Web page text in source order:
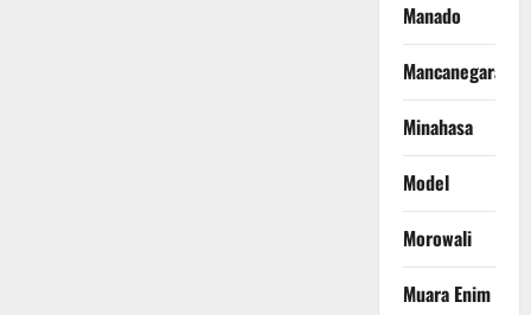
Manado
Mancanegara
Minahasa
Model
Morowali
Muara Enim